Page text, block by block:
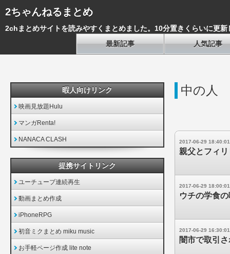
2ちゃんねるまとめ
2chまとめサイトを読みやすくまとめました。10分置きくらいに更新
最新記事
人気記事
中の人
2017-06-29 18:40:01
親父とフィ
2017-06-29 18:00:01
ウチの学食
2017-06-29 16:30:01
闇市で取引
暇人向けリンク
映画見放題Hulu
マンガRenta!
NANACA CLASH
提携サイトリンク
ユーチューブ連続再生
動画まとめ作成
iPhoneRPG
初音ミクまとめ miku music
お手軽ページ作成 lite note